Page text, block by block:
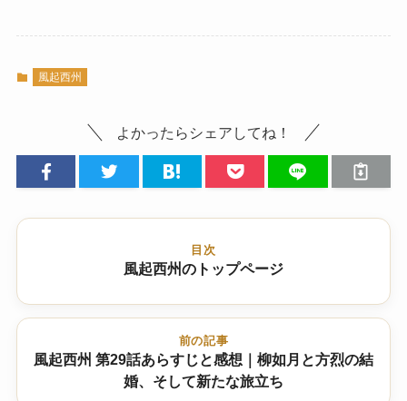
風起西州
よかったらシェアしてね！
目次
風起西州のトップページ
前の記事
風起西州 第29話あらすじと感想｜柳如月と方烈の結
婚、そして新たな旅立ち